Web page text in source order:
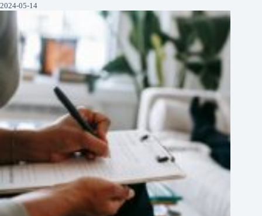
2024-05-14